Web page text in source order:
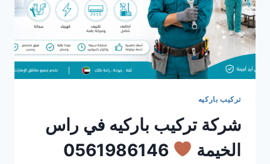
تركيب باركيه
شركة تركيب باركيه في راس
الخيمة
0561986146